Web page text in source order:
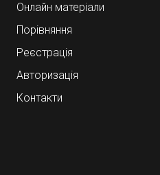
Онлайн матеріали
Порівняння
Реєстрація
Авторизація
Контакти